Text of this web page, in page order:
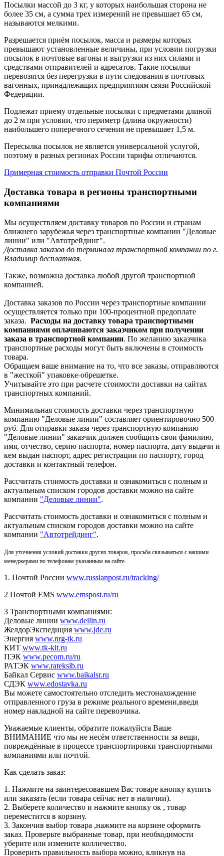
Посылки массой до 3 кг, у которых наибольшая сторона не
более 35 см, а сумма трех измерений не превышает 65 см,
называются мелкими.
Разрешается приём посылок, масса и размеры которых
превышают установленные величины, при условии погрузки
посылок в почтовые вагоны и выгрузки из них силами и
средствами отправителей и адресатов. Такие посылки
перевозятся без перегрузки в пути следования в почтовых
вагонных, принадлежащих предприятиям связи Российской
Федерации.
Подлежат приему отдельные посылки с предметами длиной
до 2 м при условии, что периметр (длина окружности)
наибольшего поперечного сечения не превышает 1,5 м.
Пересылка посылок не является универсальной услугой,
поэтому в разных регионах России тарифы отличаются.
Примерная стоимость отправки Почтой России
Доставка товара в регионы транспортными
компаниями
Мы осуществляем доставку товаров по России и странам
ближнего зарубежья через транспортные компании "Деловые
линии" или "Автотрейдинг".
Доставка заказов до терминала транспортной компании по г.
Владимир бесплатная.
Также, возможна доставка любой другой транспортной
компанией.
Доставка заказов по России через транспортные компании
осуществляется только при 100-процентной предоплате
заказа. Расходы на доставку товара транспортными
компаниями оплачиваются заказчиком при получении
заказа в транспортной компании. По желанию заказчика
транспортные расходы могут быть включены в стоимость
товара.
Обращаем ваше внимание на то, что все заказы, отправляются
в "жесткой" упаковке-обрешетке.
Учитывайте это при расчете стоимости доставки на сайтах
транспортных компаний.
Минимальная стоимость доставки через транспортную
компанию "Деловые линии" составляет ориентировочно 500
руб. Для отправки заказа через транспортную компанию
"Деловые линии" заказчик должен сообщить свои фамилию,
имя, отчество, серию паспорта, номер паспорта, дату выдачи и
кем выдан паспорт, адрес регистрации по паспорту, город
доставки и контактный телефон.
Рассчитать стоимость доставки и ознакомиться с полным и
актуальным списком городов доставки можно на сайте
компании "Деловые линии".
Рассчитать стоимость доставки и ознакомиться с полным и
актуальным списком городов доставки можно на сайте
компании "Автотрейдинг".
Для уточнения условий доставки других товаров, просьба связываться с нашими
менеджерами по телефонам указанным на сайте.
1. Почтой России www.russianpost.ru/tracking/
2 Почтой EMS www.emspost.ru/ru
3 Транспортными компаниями:
Деловые линии www.dellin.ru
ЖелдорЭкспедиция www.jde.ru
Энергия www.nrg-tk.ru
КИТ www.tk-kit.ru
ПЭК www.pecom.ru/ru
РАТЭК www.rateksib.ru
Байкал Сервис www.baikalsr.ru
СДЭК www.edostavka.ru
Вы можете самостоятельно отследить местонахождение
отправленного груза в режиме реального времени,введя
номер накладной на сайте перевозчика.
Уважаемые клиенты, обратите пожалуйста Ваше
ВНИМАНИЕ что мы не несём ответственности за вещи,
повреждённые в процессе транспортировки транспортными
компаниями или почтой.
Как сделать заказ:
1. Нажмите на заинтересовавшем Вас товаре кнопку купить
или заказать (если товара сейчас нет в наличии).
2. Выберете количество и нажмите кнопку ок , товар
переместится в корзину.
3. Закончив выбор товара ,нажмите на корзине оформить
заказ. Проверьте выбранные товар, при необходимости
уберите или измените колличество.
Проверить правильность выбора можно, кликнув на